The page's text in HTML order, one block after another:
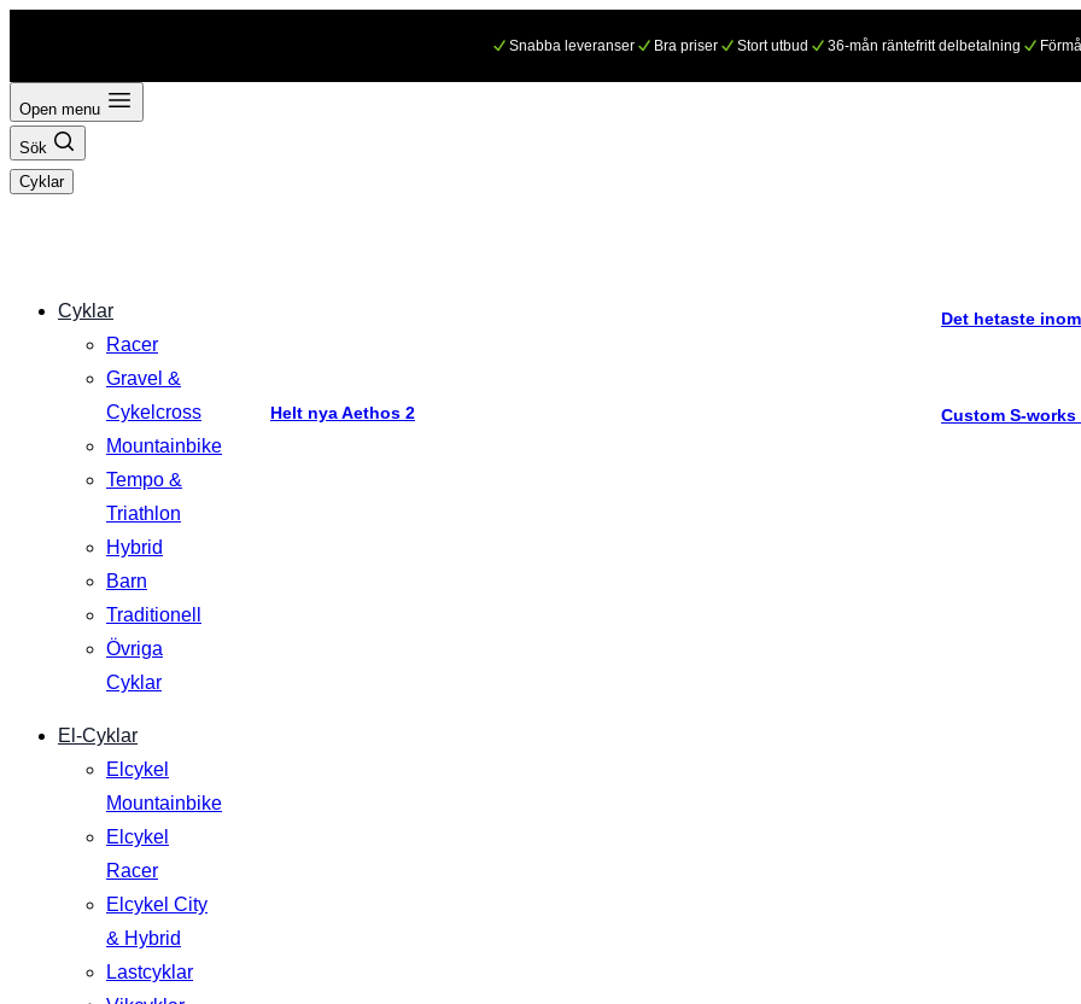
innehåll
Snabba leveranser Bra priser Stort utbud 36-mån räntefritt delbetalning
Open menu
Sök
Cyklar
Cyklar
Racer
Gravel &
Cykelcross
Mountainbike
Tempo &
Triathlon
Hybrid
Barn
Traditionell
Övriga
Cyklar
El-Cyklar
Elcykel
Mountainbike
Elcykel
Racer
Elcykel City
& Hybrid
Lastcyklar
Helt nya Aethos 2
Det hetaste
Custom S-works